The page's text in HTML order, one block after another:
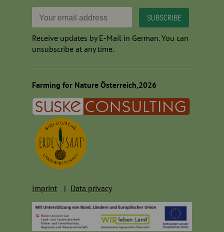
Receive updates by E-Mail in German. You can
unsubscribe at any time.
Farming for Nature Österreich,2026
Imprint Data privacy